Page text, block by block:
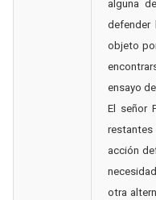
alguna
defender
objeto
ensayo
El señor
acción
otra